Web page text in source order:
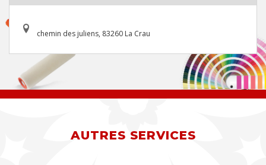
chemin des juliens, 83260 La Crau
AUTRES SERVICES